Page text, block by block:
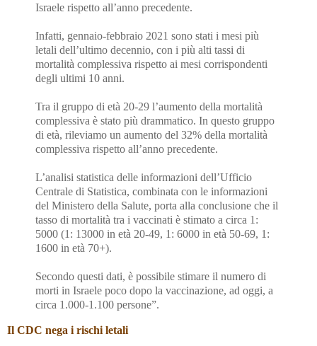
Israele rispetto all’anno precedente.
Infatti, gennaio-febbraio 2021 sono stati i mesi più
letali dell’ultimo decennio, con i più alti tassi di
mortalità complessiva rispetto ai mesi corrispondenti
degli ultimi 10 anni.
Tra il gruppo di età 20-29 l’aumento della mortalità
complessiva è stato più drammatico. In questo gruppo
di età, rileviamo un aumento del 32% della mortalità
complessiva rispetto all’anno precedente.
L’analisi statistica delle informazioni dell’Ufficio
Centrale di Statistica, combinata con le informazioni
del Ministero della Salute, porta alla conclusione che il
tasso di mortalità tra i vaccinati è stimato a circa 1:
5000 (1: 13000 in età 20-49, 1: 6000 in età 50-69, 1:
1600 in età 70+).
Secondo questi dati, è possibile stimare il numero di
morti in Israele poco dopo la vaccinazione, ad oggi, a
circa 1.000-1.100 persone”.
Il CDC nega i rischi letali